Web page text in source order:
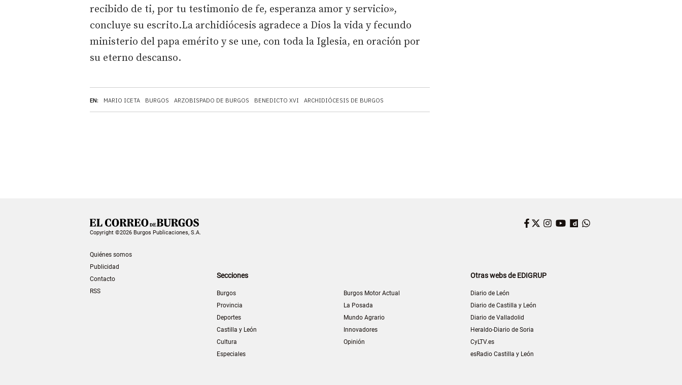
EN: MARIO ICETA BURGOS ARZOBISPADO DE BURGOS BENEDICTO XVI ARCHIDIÓCESIS DE BURGOS
recibido de ti, por tu testimonio de fe, esperanza amor y servicio»,
concluye su escrito.La archidiócesis agradece a Dios la vida y fecundo
ministerio del papa emérito y se une, con toda la Iglesia, en oración por
su eterno descanso.
Copyright ©2026 Burgos Publicaciones, S.A.
Quiénes somos
Publicidad
Contacto
RSS
Facebook
Twitter
Instagram
YouTube
Dailymotion
Secciones
Burgos
Provincia
Deportes
Castilla y León
Cultura
Especiales
Burgos Motor Actual
La Posada
Mundo Agrario
Innovadores
Opinión
Otras webs de EDIGRUP
Diario de León
Diario de Castilla y León
Diario de Valladolid
Heraldo-Diario de Soria
CyLTV.es
esRadio Castilla y León